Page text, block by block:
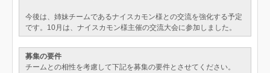
今後は、姉妹チームであるナイスカモン様との交流を強化する予定
です。10月は、ナイスカモン様主催の交流大会に参加しました。
募集の要件
チームとの相性を考慮して下記を募集の要件とさせてください。